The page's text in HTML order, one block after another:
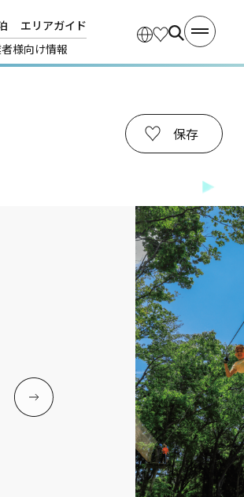
エリアガイド
様向け情報
保存